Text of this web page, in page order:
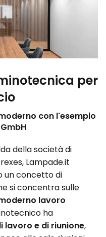
per
con l'esempio
della società di
Lampade.it
un concetto di
si concentra sulle
lavoro
ha
lavoro e di riunione,